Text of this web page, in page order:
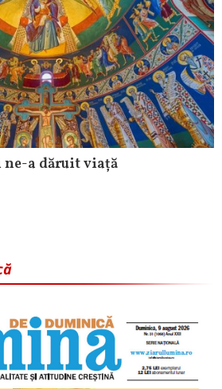
a dăruit viață